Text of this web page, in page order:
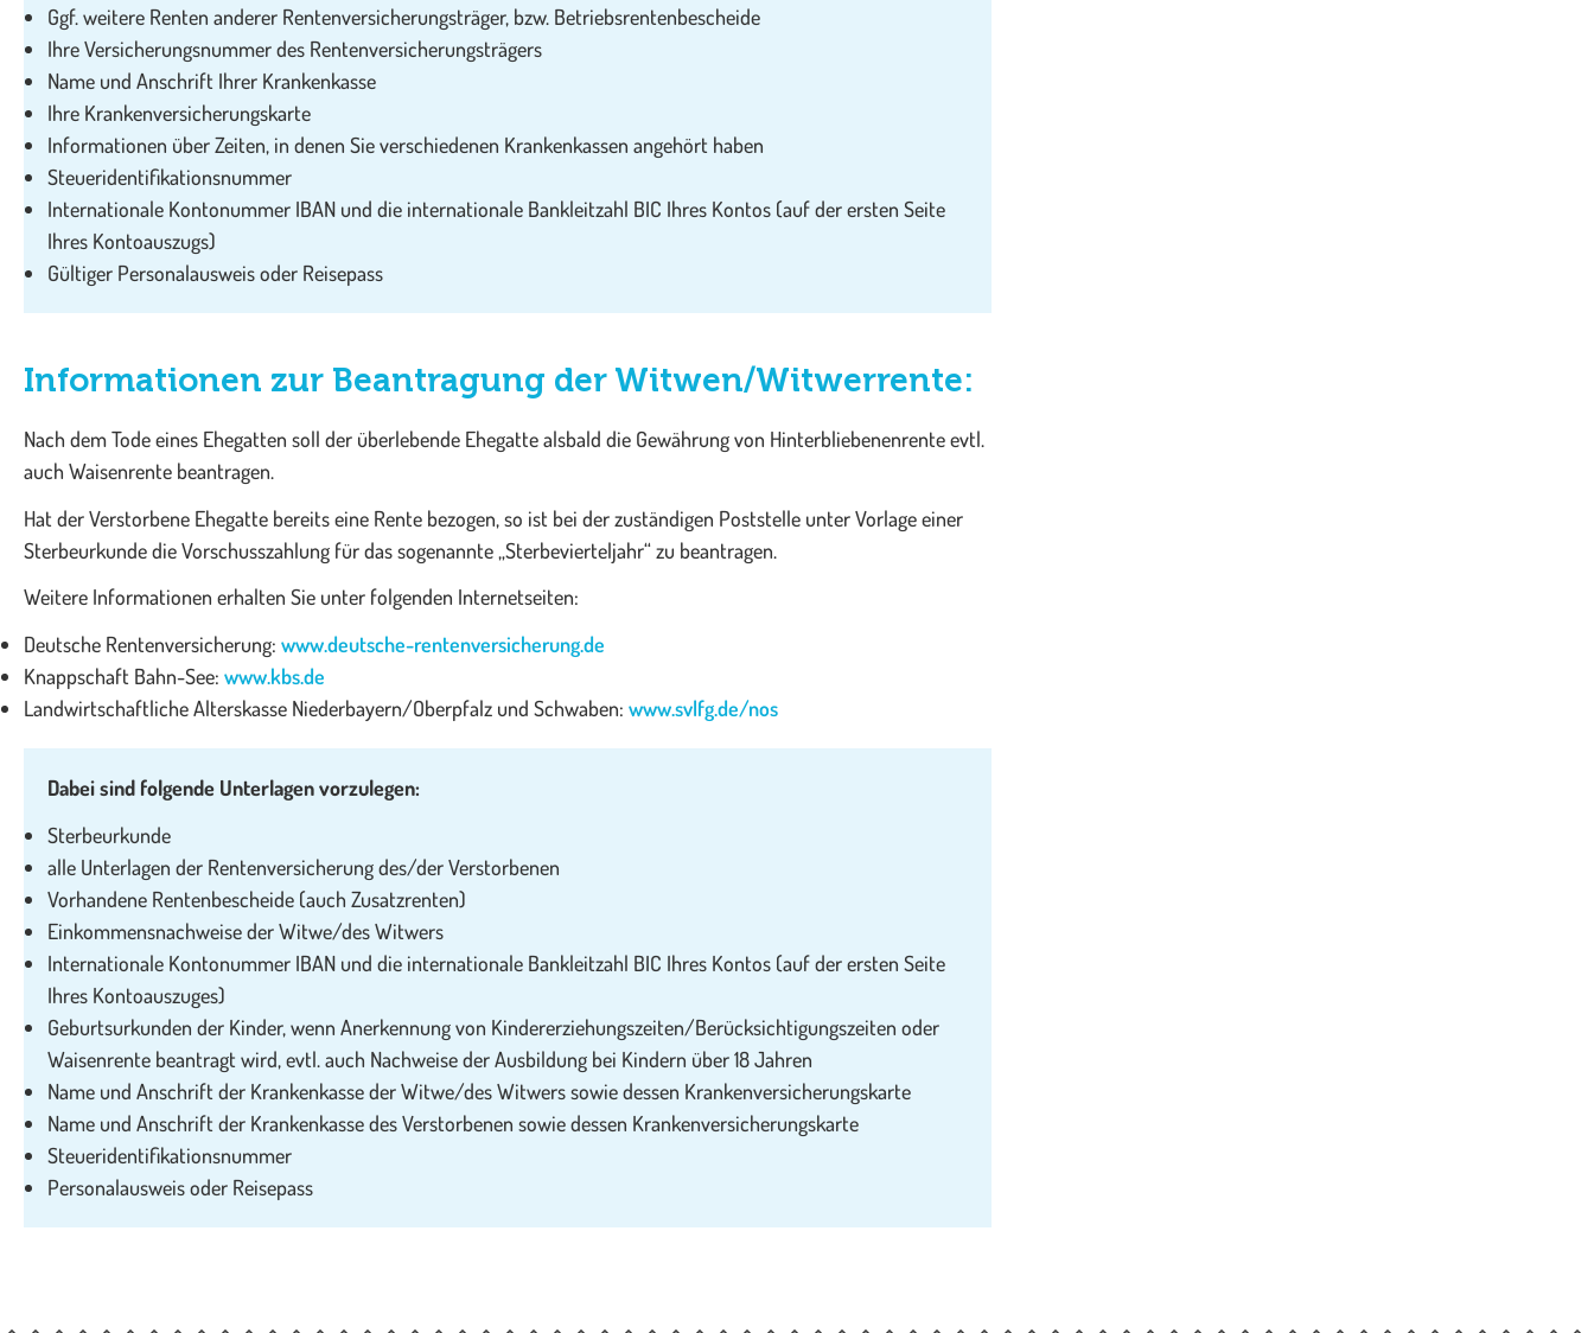
Ggf. weitere Renten anderer Rentenversicherungsträger, bzw. Betriebsrentenbescheide
Ihre Versicherungsnummer des Rentenversicherungsträgers
Name und Anschrift Ihrer Krankenkasse
Ihre Krankenversicherungskarte
Informationen über Zeiten, in denen Sie verschiedenen Krankenkassen angehört haben
Steueridentifikationsnummer
Internationale Kontonummer IBAN und die internationale Bankleitzahl BIC Ihres Kontos (auf der ersten Seite
Ihres Kontoauszugs)
Gültiger Personalausweis oder Reisepass
Informationen zur Beantragung der Witwen/Witwerrente:
Nach dem Tode eines Ehegatten soll der überlebende Ehegatte alsbald die Gewährung von Hinterbliebenenrente evtl.
auch Waisenrente beantragen.
Hat der Verstorbene Ehegatte bereits eine Rente bezogen, so ist bei der zuständigen Poststelle unter Vorlage einer
Sterbeurkunde die Vorschusszahlung für das sogenannte „Sterbevierteljahr“ zu beantragen.
Weitere Informationen erhalten Sie unter folgenden Internetseiten:
Deutsche Rentenversicherung: www.deutsche-rentenversicherung.de
Knappschaft Bahn-See: www.kbs.de
Landwirtschaftliche Alterskasse Niederbayern/Oberpfalz und Schwaben: www.svlfg.de/nos
Dabei sind folgende Unterlagen vorzulegen:
Sterbeurkunde
alle Unterlagen der Rentenversicherung des/der Verstorbenen
Vorhandene Rentenbescheide (auch Zusatzrenten)
Einkommensnachweise der Witwe/des Witwers
Internationale Kontonummer IBAN und die internationale Bankleitzahl BIC Ihres Kontos (auf der ersten Seite
Ihres Kontoauszuges)
Geburtsurkunden der Kinder, wenn Anerkennung von Kindererziehungszeiten/Berücksichtigungszeiten oder
Waisenrente beantragt wird, evtl. auch Nachweise der Ausbildung bei Kindern über 18 Jahren
Name und Anschrift der Krankenkasse der Witwe/des Witwers sowie dessen Krankenversicherungskarte
Name und Anschrift der Krankenkasse des Verstorbenen sowie dessen Krankenversicherungskarte
Steueridentifikationsnummer
Personalausweis oder Reisepass